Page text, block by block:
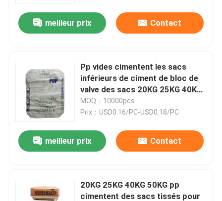
Contactez-nous
Nouvelles
Demandez une citation
Pp cimentent des sacs
meilleur prix Contact
Pp vides cimentent les sacs
inférieurs de ciment de bloc de
valve des sacs 20KG 25KG 40KG
50KG
MOQ：10000pcs
Prix：USD0.16/PC-USD0.18/PC
meilleur prix Contact
20KG 25KG 40KG 50KG pp
cimentent des sacs tissés pour